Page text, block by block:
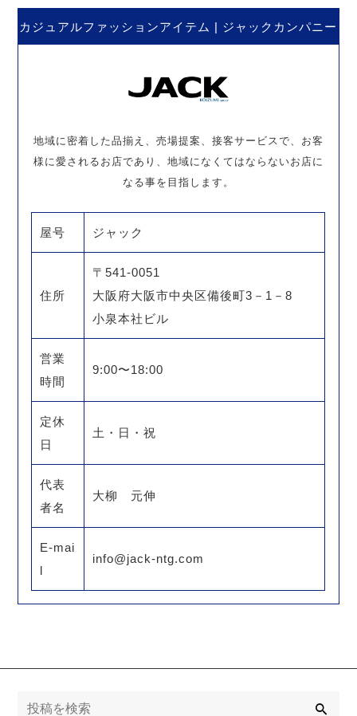
ットTシャツ紹
デ
カジュアルファッションアイテム | ジャックカンパニー
地域に密着した品揃え、売場提案、接客サービスで、お客
様に愛されるお店であり、地域になくてはならないお店に
なる事を目指します。
屋号 ジャック
住所
〒541-0051
大阪府大阪市中央区備後町3－1－8
小泉本社ビル
営業
時間
9:00〜18:00
定休
日
土・日・祝
代表
者名
大柳 元伸
E-mai
l
info@jack-ntg.com